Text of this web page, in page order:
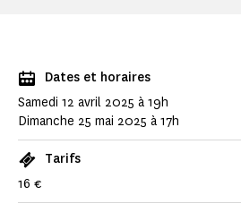
Dates et horaires
Samedi 12 avril 2025 à 19h
Dimanche 25 mai 2025 à 17h
Tarifs
16 €